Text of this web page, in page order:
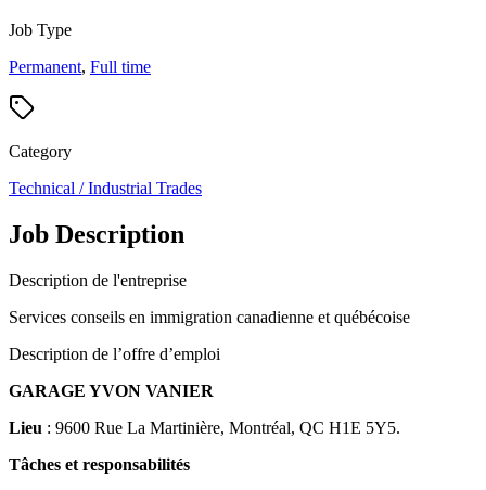
Job Type
Permanent, Full time
Category
Technical / Industrial Trades
Job Description
Description de l'entreprise
Services conseils en immigration canadienne et québécoise
Description de l’offre d’emploi
GARAGE YVON VANIER
Lieu : 9600 Rue La Martinière, Montréal, QC H1E 5Y5.
Tâches et responsabilités